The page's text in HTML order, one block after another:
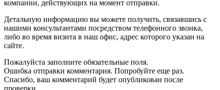
компании, действующих на момент отправки.
Детальную информацию вы можете получить, связавшись с
нашими консультантами посредством телефонного звонка,
либо во время визита в наш офис, адрес которого указан на
сайте.
Пожалуйста заполните обязательные поля.
Ошибка отправки комментария. Попробуйте еще раз.
Спасибо, ваш комментарий будет опубликован после
проверки.